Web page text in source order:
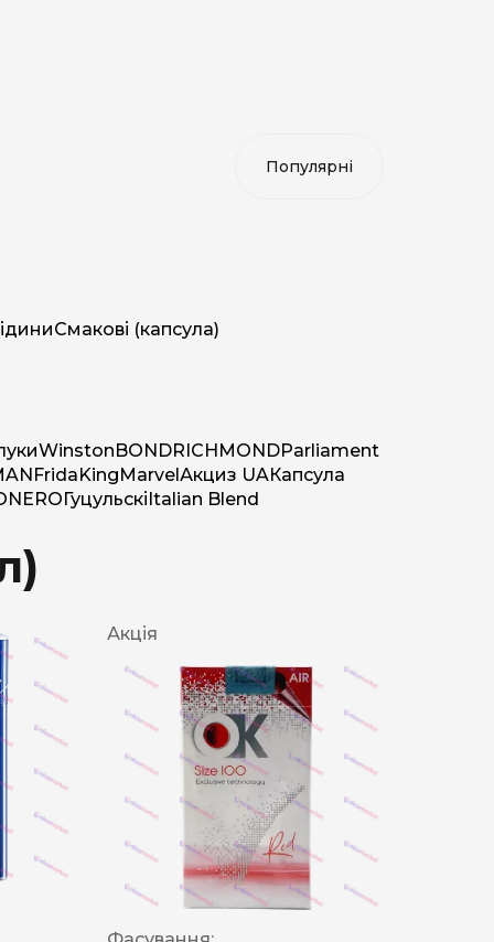
Смакові (капсула)
WinstonBONDRICHMONDParliament
FridaKingMarvelАкциз UAКапсула
NEROГуцульскіItalian Blend
Акція